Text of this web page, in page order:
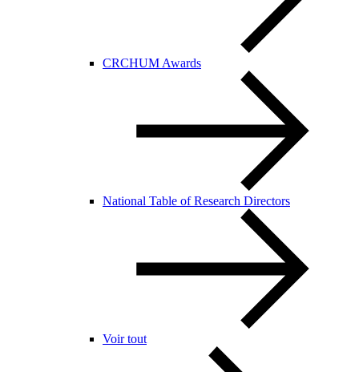
CRCHUM Awards
National Table of Research Directors
Voir tout